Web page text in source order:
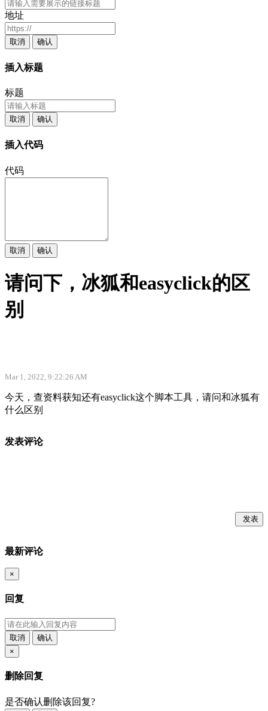
地址
取消 确认
插入标题
标题
取消 确认
插入代码
代码
取消 确认
请问下，冰狐和easyclick的区
别
Mar 1, 2022, 9:22:26 AM
今天，查资料获知还有easyclick这个脚本工具，请问和冰狐有
什么区别
发表评论
发表
最新评论
×
回复
取消
确认
×
删除回复
是否确认删除该回复?